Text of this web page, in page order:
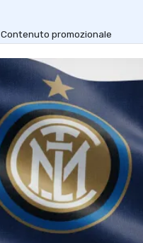
Contenuto promozionale